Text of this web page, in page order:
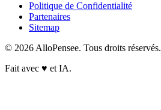
Politique de Confidentialité
Partenaires
Sitemap
© 2026 AlloPensee. Tous droits réservés.
Fait avec ♥ et IA.